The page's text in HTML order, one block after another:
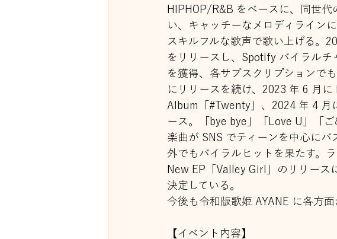
HIPHOP/R&B をベースに、同世
い、キャッチーなメロディラインに
スキルフルな歌声で歌い上げる。
をリリースし、Spotify バイラルチ
を獲得、各サブスクリプションで
にリリースを続け、2023 年 6 月に
Album「#Twenty」、2024 年 4 月
ース。「bye bye」「Love U」「ご
楽曲が SNS でティーンを中心に
外でもバイラルヒットを果たす。
New EP「Valley Girl」のリリース
決定している。
今後も令和版歌姫 AYANE に各方
【イベント内容】